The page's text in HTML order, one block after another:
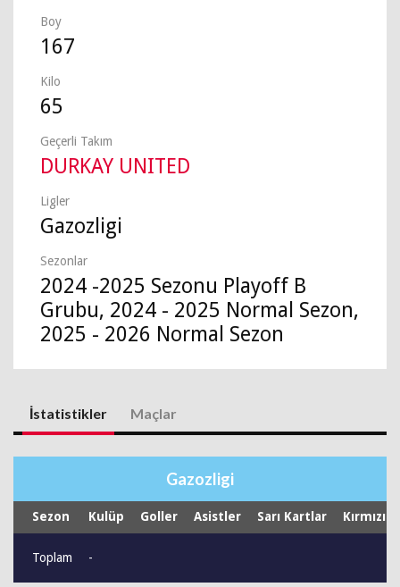
Boy
167
Kilo
65
Geçerli Takım
DURKAY UNITED
Ligler
Gazozligi
Sezonlar
2024 -2025 Sezonu Playoff B
Grubu, 2024 - 2025 Normal Sezon,
2025 - 2026 Normal Sezon
İstatistikler Maçlar
Gazozligi
Sezon Kulüp Goller Asistler Sarı Kartlar Kırmızı
Toplam -